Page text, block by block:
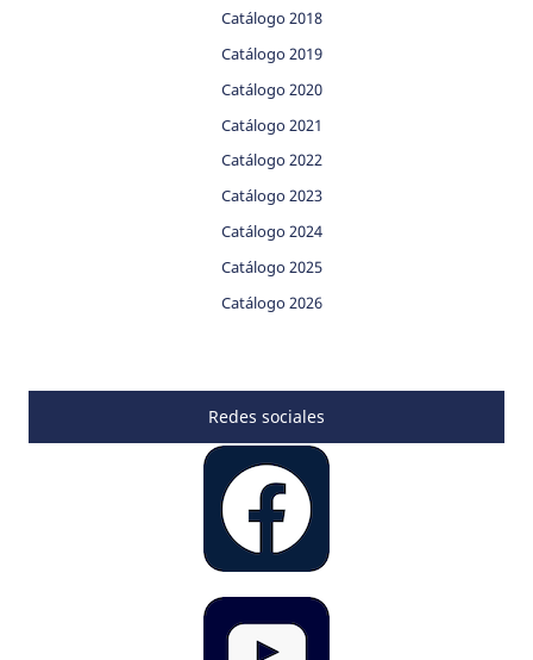
Catálogo 2018
Catálogo 2019
Catálogo 2020
Catálogo 2021
Catálogo 2022
Catálogo 2023
Catálogo 2024
Catálogo 2025
Catálogo 2026
Redes sociales